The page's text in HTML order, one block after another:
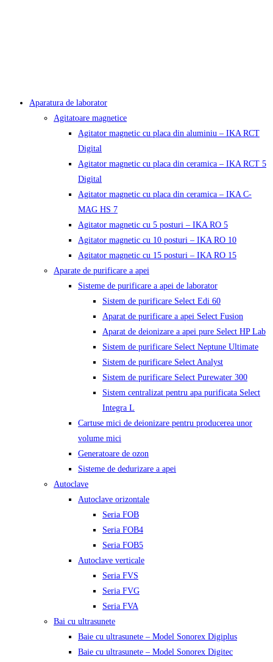
Aparatura de laborator
Agitatoare magnetice
Agitator magnetic cu placa din aluminiu – IKA RCT
Digital
Agitator magnetic cu placa din ceramica – IKA RCT 5
Digital
Agitator magnetic cu placa din ceramica – IKA C-
MAG HS 7
Agitator magnetic cu 5 posturi – IKA RO 5
Agitator magnetic cu 10 posturi – IKA RO 10
Agitator magnetic cu 15 posturi – IKA RO 15
Aparate de purificare a apei
Sisteme de purificare a apei de laborator
Sistem de purificare Select Edi 60
Aparat de purificare a apei Select Fusion
Aparat de deionizare a apei pure Select HP Lab
Sistem de purificare Select Neptune Ultimate
Sistem de purificare Select Analyst
Sistem de purificare Select Purewater 300
Sistem centralizat pentru apa purificata Select
Integra L
Cartuse mici de deionizare pentru producerea unor
volume mici
Generatoare de ozon
Sisteme de dedurizare a apei
Autoclave
Autoclave orizontale
Seria FOB
Seria FOB4
Seria FOB5
Autoclave verticale
Seria FVS
Seria FVG
Seria FVA
Bai cu ultrasunete
Baie cu ultrasunete – Model Sonorex Digiplus
Baie cu ultrasunete – Model Sonorex Digitec